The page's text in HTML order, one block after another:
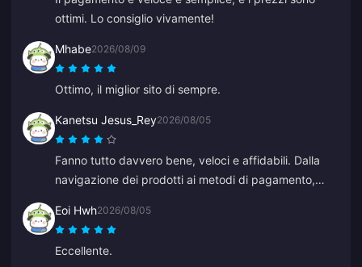
vengano elaborati. Se questi problemi venissero
risolti, sarebbe molto più affidabile.
ottimi. Lo consiglio vivamente!
Mhabe2026/08/09
Ottimo, il miglior sito di sempre.
Kanetsu Jesus_Rey2026/08/05
Fanno tutto davvero bene, veloci e affidabili. Dalla
navigazione dei prodotti ai metodi di pagamento,
altri perché previene molti errori.
Eoi Hwh2026/08/05
Eccellente.